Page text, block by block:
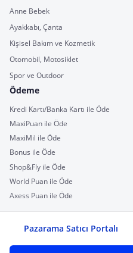
Anne Bebek
Ayakkabı, Çanta
Kişisel Bakım ve Kozmetik
Otomobil, Motosiklet
Spor ve Outdoor
Ödeme
Kredi Kartı/Banka Kartı ile Öde
MaxiPuan ile Öde
MaxiMil ile Öde
Bonus ile Öde
Shop&Fly ile Öde
World Puan ile Öde
Axess Puan ile Öde
Pazarama Satıcı Portalı